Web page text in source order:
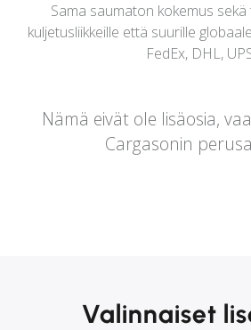
Sama saumaton kokemus
kuljetusliikkeille että suurille
FedEx, DHL,
Nämä eivät ole lisäosia,
Cargasonin
Valinnaiset